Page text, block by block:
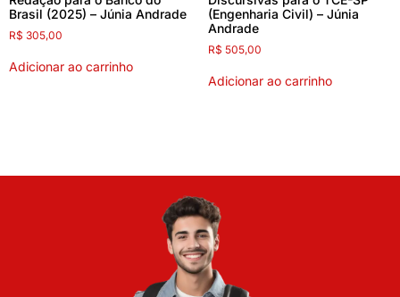
Brasil (2025) – Júnia Andrade
R$ 305,00
Adicionar ao carrinho
(Engenharia Civil) – Júnia
Andrade
R$ 505,00
Adicionar ao carrinho